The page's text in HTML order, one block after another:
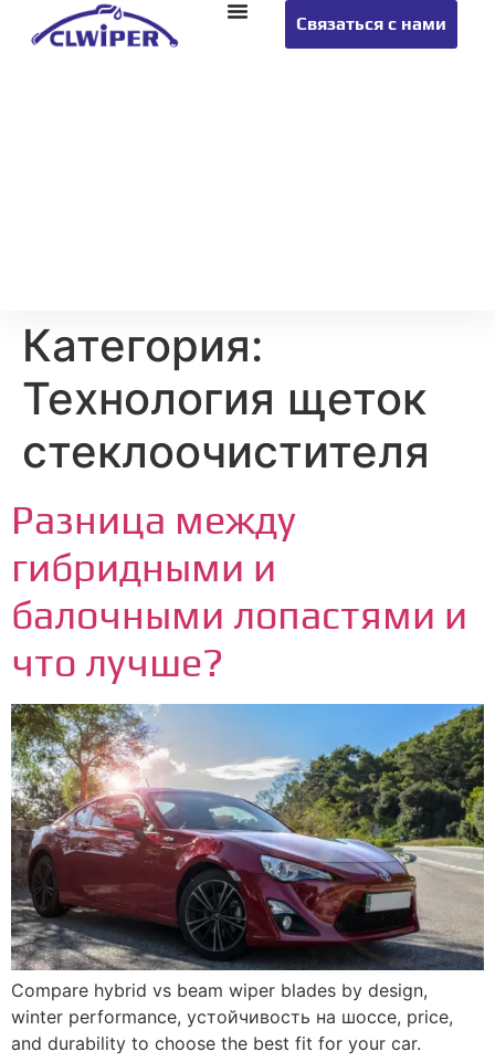
Связаться с нами
Категория:
Технология щеток
стеклоочистителя
Разница между
гибридными и
балочными лопастями и
что лучше?
Compare hybrid vs beam wiper blades by design,
winter performance, устойчивость на шоссе, price,
and durability to choose the best fit for your car.